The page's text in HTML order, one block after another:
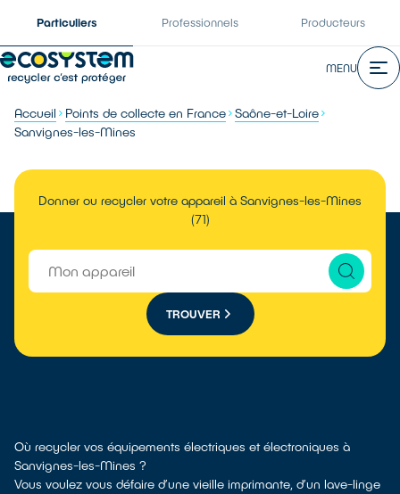
Particuliers Professionnels Producteurs
MENU
Accueil Points de collecte en France Saône-et-Loire
Sanvignes-les-Mines
Donner ou recycler votre appareil à Sanvignes-les-Mines
(71)
TROUVER
Où recycler vos équipements électriques et électroniques à
Sanvignes-les-Mines ?
Vous voulez vous défaire d’une vieille imprimante, d’un lave-linge